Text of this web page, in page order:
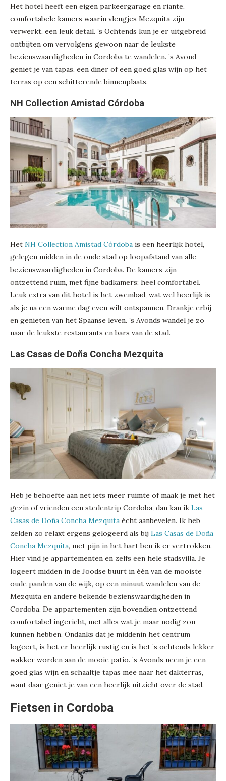
Het hotel heeft een eigen parkeergarage en riante,
comfortabele kamers waarin vleugjes Mezquita zijn
verwerkt, een leuk detail. ’s Ochtends kun je er uitgebreid
ontbijten om vervolgens gewoon naar de leukste
bezienswaardigheden in Cordoba te wandelen. ’s Avond
geniet je van tapas, een diner of een goed glas wijn op het
terras op een schitterende binnenplaats.
NH Collection Amistad Córdoba
Het NH Collection Amistad Córdoba is een heerlijk hotel,
gelegen midden in de oude stad op loopafstand van alle
bezienswaardigheden in Cordoba. De kamers zijn
ontzettend ruim, met fijne badkamers: heel comfortabel.
Leuk extra van dit hotel is het zwembad, wat wel heerlijk is
als je na een warme dag even wilt ontspannen. Drankje erbij
en genieten van het Spaanse leven. ’s Avonds wandel je zo
naar de leukste restaurants en bars van de stad.
Las Casas de Doña Concha Mezquita
Heb je behoefte aan net iets meer ruimte of maak je met het
gezin of vrienden een stedentrip Cordoba, dan kan ik Las
Casas de Doña Concha Mezquita écht aanbevelen. Ik heb
zelden zo relaxt ergens gelogeerd als bij Las Casas de Doña
Concha Mezquita, met pijn in het hart ben ik er vertrokken.
Hier vind je appartementen en zelfs een hele stadsvilla. Je
logeert midden in de Joodse buurt in één van de mooiste
oude panden van de wijk, op een minuut wandelen van de
Mezquita en andere bekende bezienswaardigheden in
Cordoba. De appartementen zijn bovendien ontzettend
comfortabel ingericht, met alles wat je maar nodig zou
kunnen hebben. Ondanks dat je middenin het centrum
logeert, is het er heerlijk rustig en is het ’s ochtends lekker
wakker worden aan de mooie patio. ’s Avonds neem je een
goed glas wijn en schaaltje tapas mee naar het dakterras,
want daar geniet je van een heerlijk uitzicht over de stad.
Fietsen in Cordoba